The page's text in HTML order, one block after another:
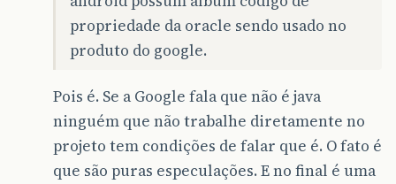
propriedade da oracle sendo usado no
produto do google.
Pois é. Se a Google fala que não é java
ninguém que não trabalhe diretamente no
projeto tem condições de falar que é. O fato é
que são puras especulações. E no final é uma